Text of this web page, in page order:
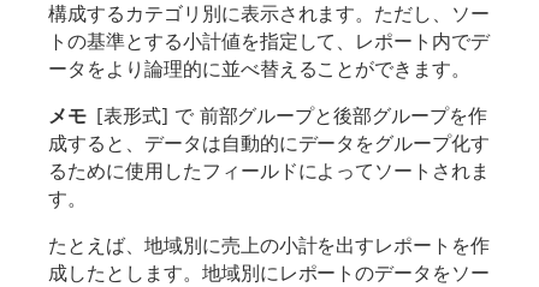
構成するカテゴリ別に表示されます。ただし、ソー
トの基準とする小計値を指定して、レポート内でデ
ータをより論理的に並べ替えることができます。
メモ [表形式] で 前部グループと後部グループを作
成すると、データは自動的にデータをグループ化す
るために使用したフィールドによってソートされま
す。
たとえば、地域別に売上の小計を出すレポートを作
成したとします。地域別にレポートのデータをソー